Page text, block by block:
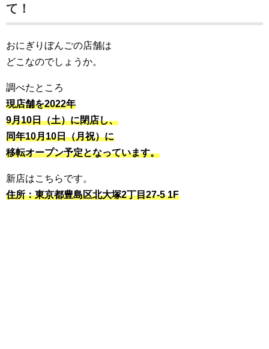
て！
おにぎりぼんごの店舗は
どこなのでしょうか。
調べたところ
現店舗を2022年
9月10日（土）に閉店し、
同年10月10日（月祝）に
移転オープン予定となっています。
新店はこちらです。
住所：東京都豊島区北大塚2丁目27-5 1F